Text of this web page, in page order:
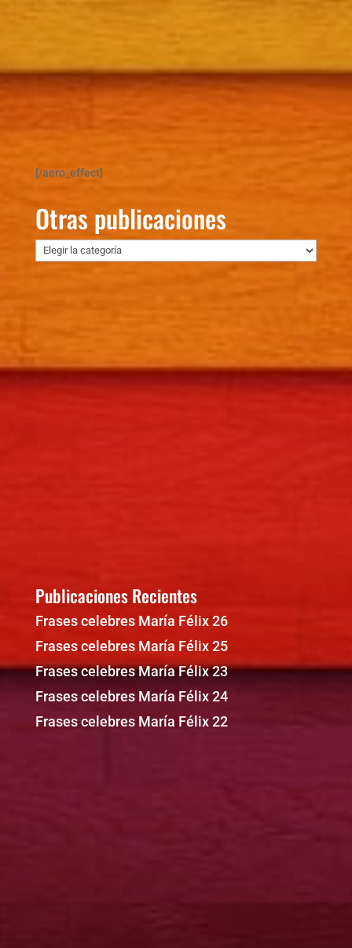
[/aero_effect]
Otras publicaciones
Otras
publicaciones
Publicaciones Recientes
Frases celebres María Félix 26
Frases celebres María Félix 25
Frases celebres María Félix 23
Frases celebres María Félix 24
Frases celebres María Félix 22